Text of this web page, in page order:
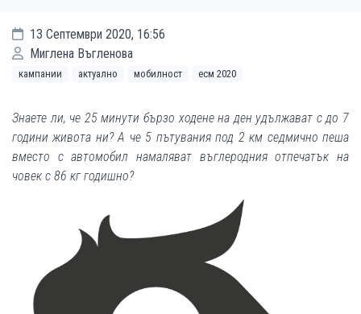
13 Септември 2020, 16:56
Миглена Въгленова
кампании актуално мобилност есм 2020
Знаете ли, че 25 минути бързо ходене на ден удължават с до 7
години живота ни? А че 5 пътувания под 2 км седмично пеша
вместо с автомобил намаляват въглеродния отпечатък на
човек с 86 кг годишно?